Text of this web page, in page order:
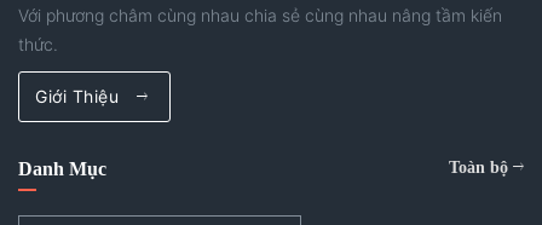
Với phương châm cùng nhau chia sẻ cùng nhau nâng tầm kiến
thức.
Giới Thiệu
Danh Mục Toàn bộ